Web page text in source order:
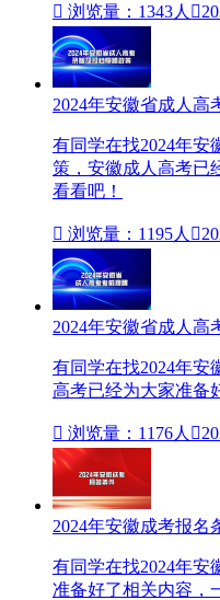
 浏览量：1343人 
2024年安徽省成人高
有同学在找2024年安
策，安徽成人高考已
看看吧！
 浏览量：1195人 
2024年安徽省成人高
有同学在找2024年安
高考已经为大家准备
 浏览量：1176人 
2024年安徽成考报名
有同学在找2024年安
准备好了相关内容，